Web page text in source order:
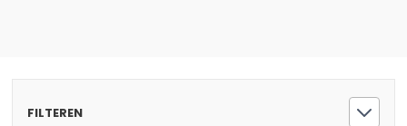
FILTEREN